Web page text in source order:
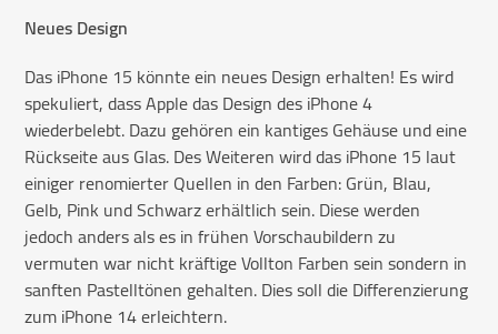
Neues Design
Das iPhone 15 könnte ein neues Design erhalten! Es wird
spekuliert, dass Apple das Design des iPhone 4
wiederbelebt. Dazu gehören ein kantiges Gehäuse und eine
Rückseite aus Glas. Des Weiteren wird das iPhone 15 laut
einiger renomierter Quellen in den Farben: Grün, Blau,
Gelb, Pink und Schwarz erhältlich sein. Diese werden
jedoch anders als es in frühen Vorschaubildern zu
vermuten war nicht kräftige Vollton Farben sein sondern in
sanften Pastelltönen gehalten. Dies soll die Differenzierung
zum iPhone 14 erleichtern.